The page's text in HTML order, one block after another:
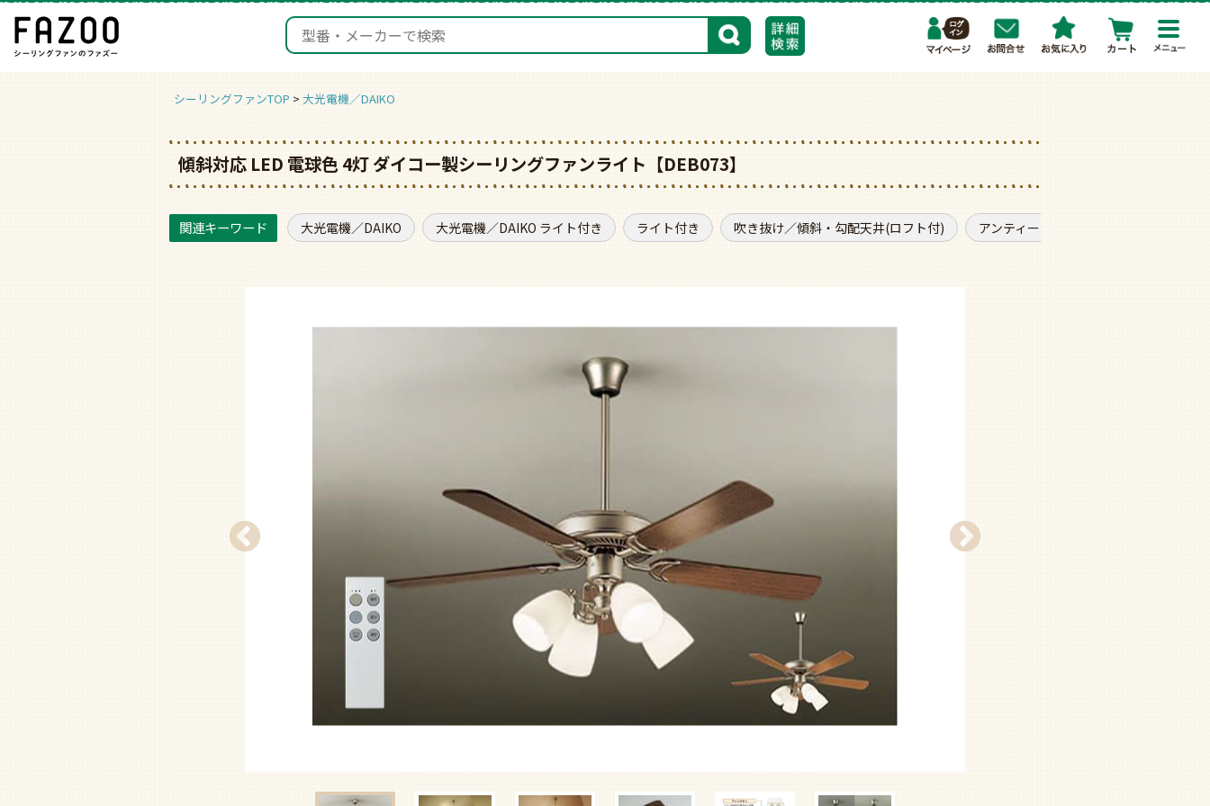
検索
シーリングファンTOP 大光電機／DAIKO
傾斜対応 LED 電球色 4灯 ダイコー製シーリングファンライト【DEB073】
大光電機／DAIKO 大光電機／DAIKO ライト付き ライト付き 吹き抜け／傾斜・勾配天井(ロフト付) アンティーク調